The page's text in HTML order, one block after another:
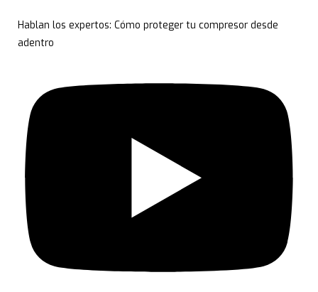
Hablan los expertos: Cómo proteger tu compresor desde
adentro